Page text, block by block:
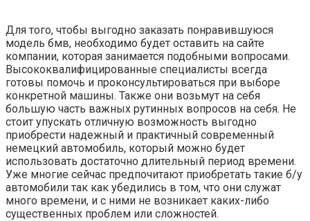
Для того, чтобы выгодно заказать понравившуюся
модель бмв, необходимо будет оставить на сайте
компании, которая занимается подобными вопросами.
Высококвалифицированные специалисты всегда
готовы помочь и проконсультироваться при выборе
конкретной машины. Также они возьмут на себя
большую часть важных рутинных вопросов на себя. Не
стоит упускать отличную возможность выгодно
приобрести надежный и практичный современный
немецкий автомобиль, который можно будет
использовать достаточно длительный период времени.
Уже многие сейчас предпочитают приобретать такие б/у
автомобили так как убедились в том, что они служат
много времени, и с ними не возникает каких-либо
существенных проблем или сложностей.